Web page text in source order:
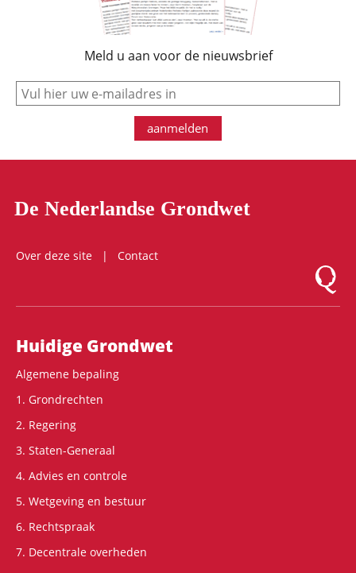
Meld u aan voor de nieuwsbrief
e-mail
aanmelden
De Nederlandse Grondwet
Over deze site
Contact
Logo
Hoofdnavigatie
Huidige Grondwet
Algemene bepaling
1. Grondrechten
2. Regering
3. Staten-Generaal
4. Advies en controle
5. Wetgeving en bestuur
6. Rechtspraak
7. Decentrale overheden